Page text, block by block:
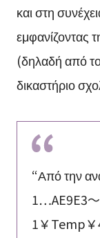
και στη
εμφανίζοντας
(δηλαδή από
δικαστήριο
“Από την
1…AE9E3～
1￥Temp￥